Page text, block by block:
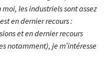
moi, les industriels sont assez
en dernier recours :
et en dernier recours
notamment), je m’intéresse